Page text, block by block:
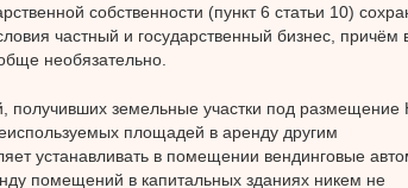
собственности (пункт 6 статьи 10)
частный и государственный бизнес, причём
необязательно.
получивших земельные участки под размещение
площадей в аренду другим
устанавливать в помещении вендинговые
помещений в капитальных зданиях никем не